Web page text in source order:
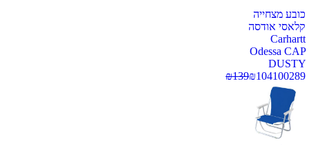
כובע מצחייה
קלאסי אודסה
Carhartt
Odessa CAP
DUSTY
100289
₪104
₪139